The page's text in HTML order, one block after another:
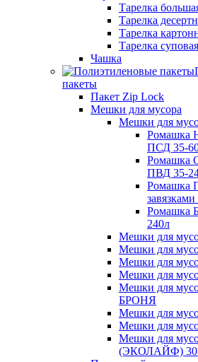
Тарелка
Тарелка
Тарелка
Тарелка суповая
Чашка
пакеты
Пакет Zip Lock
Мешки для мусора
Мешки для
Ромашка
ПСД 35-
Ромашка
ПВД 35-
Ромашка
Ромашка
240л
Мешки для
Мешки для
Мешки для
Мешки для
Мешки для
БРОНЯ
Мешки для
Мешки для
Мешки для
(ЭКОЛАЙФ)